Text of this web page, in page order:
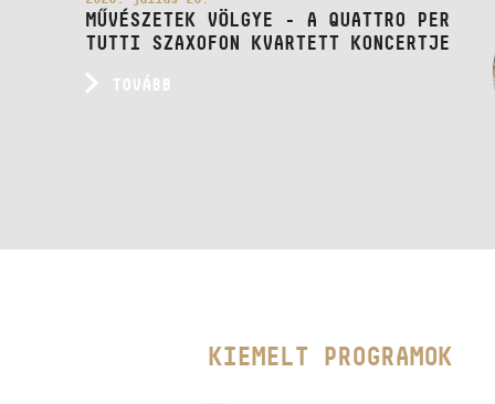
MŰVÉSZETEK VÖLGYE - A QUATTRO PER
TUTTI SZAXOFON KVARTETT KONCERTJE
TOVÁBB
KIEMELT PROGRAMOK